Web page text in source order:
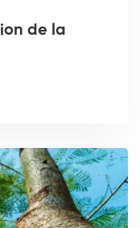
de la